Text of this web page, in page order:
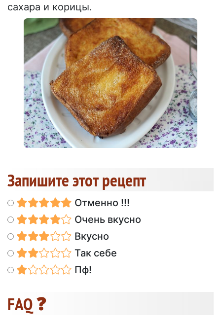
сахара и корицы.
Запишите этот рецепт
Отменно !!!
Очень вкусно
Вкусно
Так себе
Пф!
FAQ ❓